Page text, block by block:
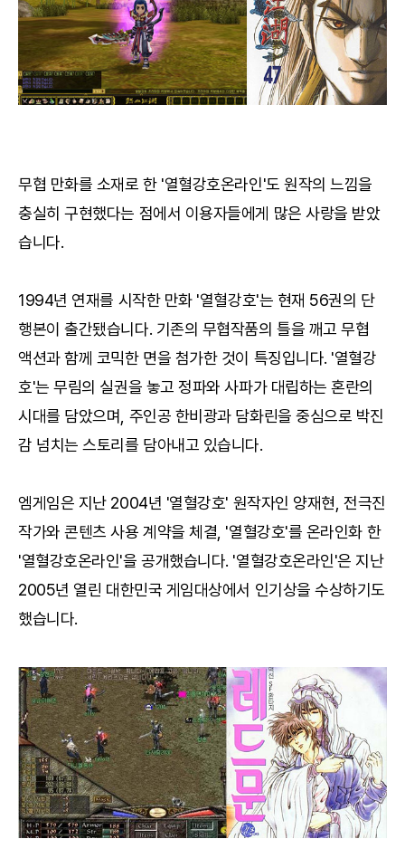
무협 만화를 소재로 한 '열혈강호온라인'도 원작의 느낌을
충실히 구현했다는 점에서 이용자들에게 많은 사랑을 받았
습니다.
1994년 연재를 시작한 만화 '열혈강호'는 현재 56권의 단
행본이 출간됐습니다. 기존의 무협작품의 틀을 깨고 무협
액션과 함께 코믹한 면을 첨가한 것이 특징입니다. '열혈강
호'는 무림의 실권을 놓고 정파와 사파가 대립하는 혼란의
시대를 담았으며, 주인공 한비광과 담화린을 중심으로 박진
감 넘치는 스토리를 담아내고 있습니다.
엠게임은 지난 2004년 '열혈강호' 원작자인 양재현, 전극진
작가와 콘텐츠 사용 계약을 체결, '열혈강호'를 온라인화 한
'열혈강호온라인'을 공개했습니다. '열혈강호온라인'은 지난
2005년 열린 대한민국 게임대상에서 인기상을 수상하기도
했습니다.